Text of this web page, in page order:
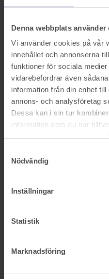
Denna webbplats använder
Vi använder cookies på vår
innehållet och annonserna
funktioner för sociala
vidarebefordrar även
information från din enhet
annons- och analysföretag
Dessa kan i sin tur
information som du har
Nödvändig
Inställningar
Statistik
Marknadsföring
Sök efter en fråga
Se alla frågor Se alla frågor
Bostad & Fastighet
Rökande
Vilka rättigheter har jag om min
förstört och det luktar rök i min
Sök efter en fråga
2017-12-14